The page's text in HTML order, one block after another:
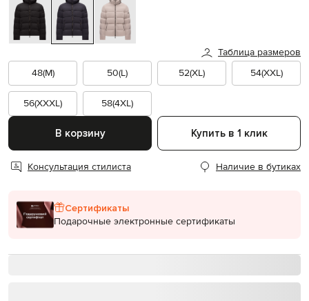
Таблица размеров
48(M)
50(L) 52(XL) 54(XXL)
56(XXXL) 58(4XL)
В корзину Купить в 1 клик
Консультация стилиста Наличие в бутиках
Сертификаты
Подарочные электронные сертификаты